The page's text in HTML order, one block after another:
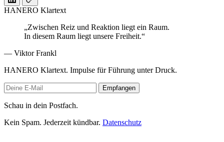
HANERO Klartext
„Zwischen Reiz und Reaktion liegt ein Raum.
In diesem Raum liegt unsere Freiheit.“
— Viktor Frankl
HANERO Klartext. Impulse für Führung unter Druck.
Empfangen
Schau in dein Postfach.
Kein Spam. Jederzeit kündbar. Datenschutz